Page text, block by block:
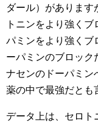
ダール）があります
トニンをより強く
パミンをより強くブ
ーパミンのブロック
ナセンのドーパミン
薬の中で最強だとも
データ上は、セロト